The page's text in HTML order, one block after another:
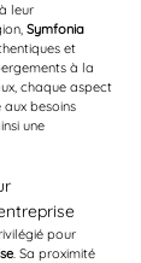
leur
Symfonia
et
à la
chaque aspect
besoins
une
pour
. Sa proximité